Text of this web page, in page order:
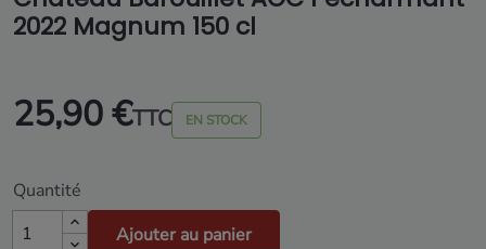
2022 Magnum 150 cl
25,90 €TTC EN STOCK
Quantité
Ajouter au panier